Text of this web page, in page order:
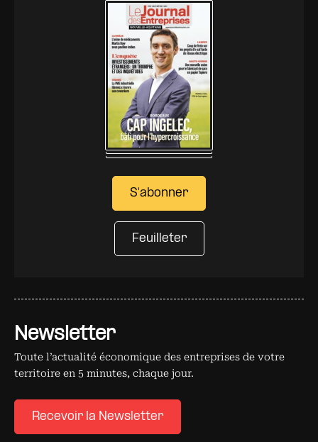
Newsletter
Toute l’actualité économique des entreprises de votre
territoire en 5 minutes, chaque jour.
Recevoir la Newsletter
S'abonner
Feuilleter